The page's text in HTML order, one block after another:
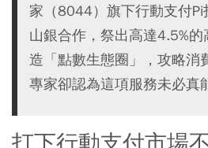
家（8044）旗下行動支付Pi
山銀合作，祭出高達4.5%
造「點數生態圈」，攻略消
專家卻認為這項服務未必真